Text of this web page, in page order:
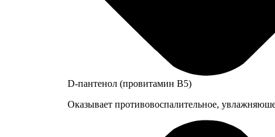
D-пантенол (провитамин B5)
Оказывает противовоспалительное,